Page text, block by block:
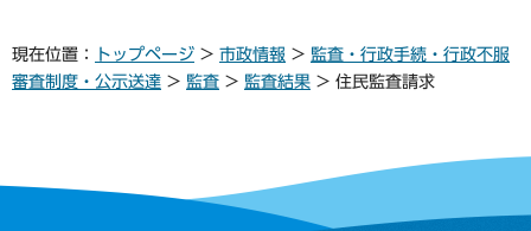
現在位置： トップページ > 市政情報 > 監査・行政手続・行政不服
審査制度・公示送達 > 監査 > 監査結果 > 住民監査請求